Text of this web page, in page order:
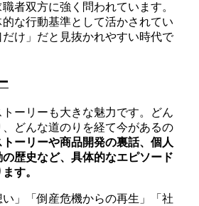
者双方に強く問われています。
な行動基準として活かされてい
け」だと見抜かれやすい時代で
ーリーも大きな魅力です。どん
どんな道のりを経て今があるの
ーリーや商品開発の裏話、個人
歴史など、具体的なエピソード
す。
」「倒産危機からの再生」「社